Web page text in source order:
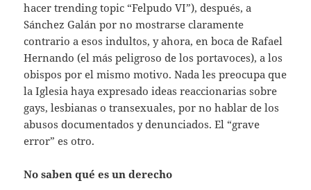
hacer trending topic “Felpudo VI”), después, a
Sánchez Galán por no mostrarse claramente
contrario a esos indultos, y ahora, en boca de Rafael
Hernando (el más peligroso de los portavoces), a los
obispos por el mismo motivo. Nada les preocupa que
la Iglesia haya expresado ideas reaccionarias sobre
gays, lesbianas o transexuales, por no hablar de los
abusos documentados y denunciados. El “grave
error” es otro.
No saben qué es un derecho